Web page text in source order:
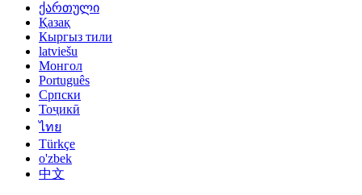
ქართული
Қазақ
Кыргыз тили
latviešu
Монгол
Português
Српски
Тоҷикӣ
ไทย
Türkçe
o'zbek
中文